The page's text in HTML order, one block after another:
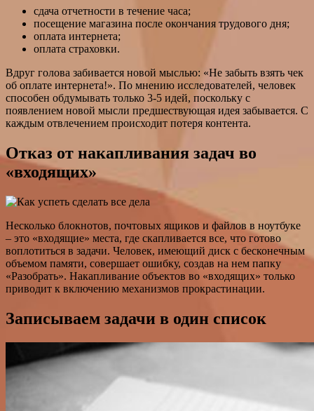
сдача отчетности в течение часа;
посещение магазина после окончания трудового дня;
оплата интернета;
оплата страховки.
Вдруг голова забивается новой мыслью: «Не забыть взять чек
об оплате интернета!». По мнению исследователей, человек
способен обдумывать только 3-5 идей, поскольку с
появлением новой мысли предшествующая идея забывается. С
каждым отвлечением происходит потеря контента.
Отказ от накапливания задач во
«входящих»
Несколько блокнотов, почтовых ящиков и файлов в ноутбуке
– это «входящие» места, где скапливается все, что готово
воплотиться в задачи. Человек, имеющий диск с бесконечным
объемом памяти, совершает ошибку, создав на нем папку
«Разобрать». Накапливание объектов во «входящих» только
приводит к включению механизмов прокрастинации.
Записываем задачи в один список